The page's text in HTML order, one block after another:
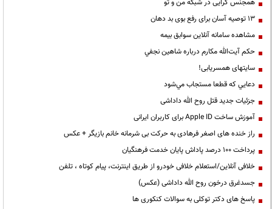
همجنس گرایی در شبکه من و تو
13 توصیه آسان برای رفع بوی بد دهان
مشاهده سامانه آنلاين سوابق بیمه
حكم آيت‌الله مكارم درباره شاهين نجفي
سایتهای همسریابی!
دعايي كه قطعا مستجاب مي‌شود
جزئیات جدید قتل روح الله داداشی
آموزش ساخت Apple ID برای کاربران ایرانی
راز خنده های اصغر فرهادی به حرکت بی شرمانه خانم بازیگر + عکس
پرداخت ۱۰۰ درصد پاداش پایان خدمت فرهنگیان
خلافی آنلاین/استعلام خلافی خودرو از طریق اینترنت، پیام کوتاه ، تلفن
جسدغرق درخون روح الله داداشی (عکس)
پاسخ های دکتر توکلی به سوالات کنکوری ها